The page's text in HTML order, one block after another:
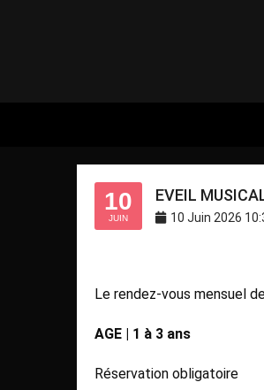
10
JUIN
EVEIL
10 Juin 2026
Le rendez-vous mensuel
AGE | 1 à 3 ans
Réservation obligatoire